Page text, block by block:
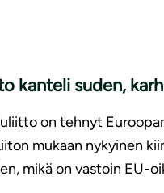
kanteli suden,
on tehnyt
mukaan nykyinen
mikä on vastoin EU-